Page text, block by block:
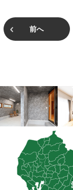
前へ